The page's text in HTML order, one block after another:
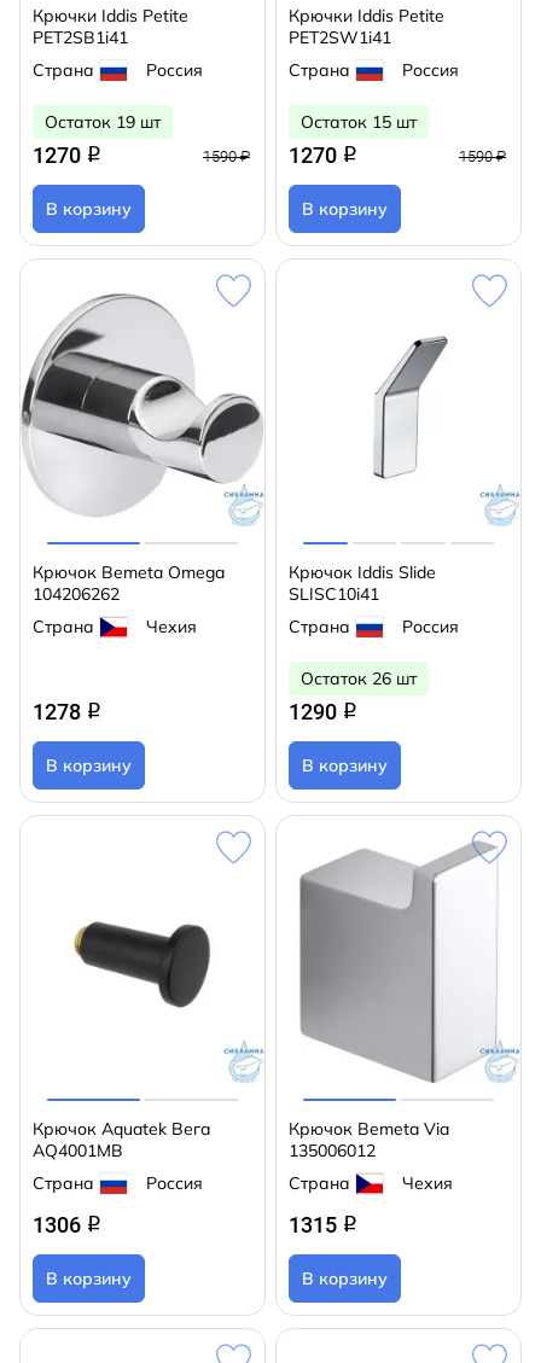
Крючки Iddis Petite
PET2SB1i41
Страна
Россия
Остаток 19 шт
1270 q 1590 ₽
В корзину
Крючки Iddis Petite
PET2SW1i41
Страна
Россия
Остаток 15 шт
1270 q 1590 ₽
В корзину
Крючок Bemeta Omega
104206262
Страна
Чехия
1278 q
В корзину
Крючок Iddis Slide
SLISC10i41
Страна
Россия
Остаток 26 шт
1290 q
В корзину
Крючок Aquatek Вега
AQ4001MB
Страна
Россия
1306 q
В корзину
Крючок Bemeta Via
135006012
Страна
Чехия
1315 q
В корзину